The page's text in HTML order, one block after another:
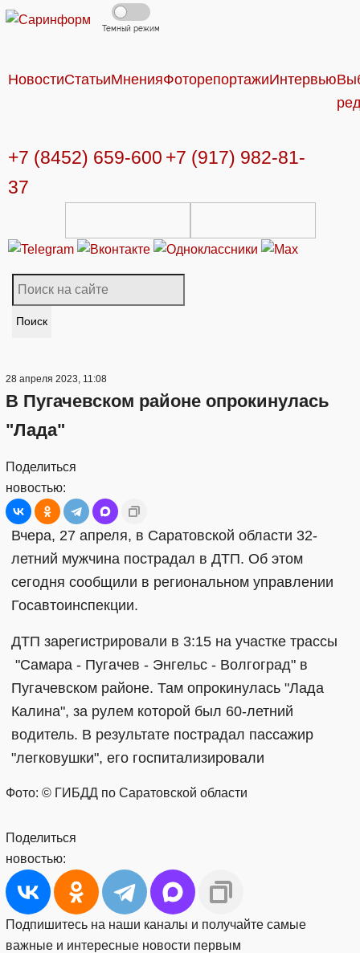
Темный режим
НовостиСтатьиМненияФоторепортажиИнтервью
+7 (8452) 659-600 +7 (917) 982-81-
37
Поиск
28 апреля 2023, 11:08
В Пугачевском районе опрокинулась
"Лада"
Поделиться
новостью:
Вчера, 27 апреля, в Саратовской области 32-
летний мужчина пострадал в ДТП. Об этом
сегодня сообщили в региональном управлении
Госавтоинспекции.
ДТП зарегистрировали в 3:15 на участке трассы
"Самара - Пугачев - Энгельс - Волгоград" в
Пугачевском районе. Там опрокинулась "Лада
Калина", за рулем которой был 60-летний
водитель. В результате пострадал пассажир
"легковушки", его госпитализировали
Фото: © ГИБДД по Саратовской области
Поделиться
новостью:
Подпишитесь на наши каналы и получайте самые
важные и интересные новости первым